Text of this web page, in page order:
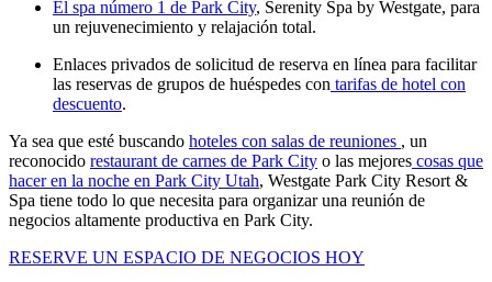
El spa número 1 de Park City, Serenity Spa by Westgate, para
un rejuvenecimiento y relajación total.
Enlaces privados de solicitud de reserva en línea para facilitar
las reservas de grupos de huéspedes con tarifas de hotel con
descuento.
Ya sea que esté buscando hoteles con salas de reuniones , un
reconocido restaurant de carnes de Park City o las mejores cosas que
hacer en la noche en Park City Utah, Westgate Park City Resort &
Spa tiene todo lo que necesita para organizar una reunión de
negocios altamente productiva en Park City.
RESERVE UN ESPACIO DE NEGOCIOS HOY